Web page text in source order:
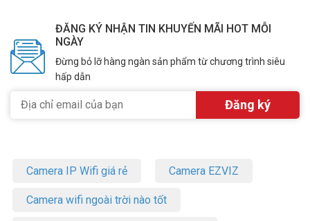
ĐĂNG KÝ NHẬN TIN KHUYẾN MÃI HOT MỖI
NGÀY
Đừng bỏ lỡ hàng ngàn sản phẩm từ chương trình siêu
hấp dẫn
Camera IP Wifi giá rẻ Camera EZVIZ
Camera wifi ngoài trời nào tốt